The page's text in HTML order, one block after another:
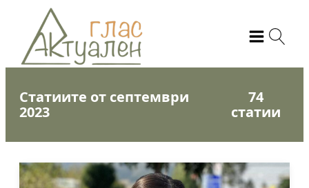
Статиите от септември
2023
74
статии